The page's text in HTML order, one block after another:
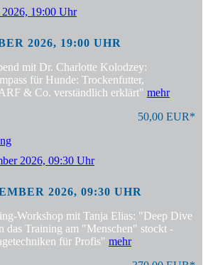
2026, 19:00 UHR
mit Dr. Charlotte Kolodzey:
für Hunde: Trockenfutter,
& Co. verständlich erklärt" mehr
50,00 EUR*
2026, 09:30 UHR
Workshop mit Tanja Elias: "Deep Dive
das Training am "Menschen" stockt -
für Profis" mehr